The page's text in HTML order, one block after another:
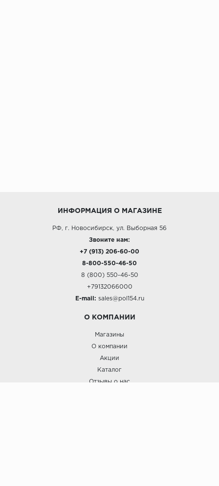
ИНФОРМАЦИЯ О МАГАЗИНЕ
РФ, г. Новосибирск, ул. Выборная 56
Звоните нам:
+7 (913) 206-60-00
8-800-550-46-50
8 (800) 550-46-50
+79132066000
E-mail: sales@pol154.ru
О КОМПАНИИ
Магазины
О компании
Акции
Каталог
Отзывы о нас